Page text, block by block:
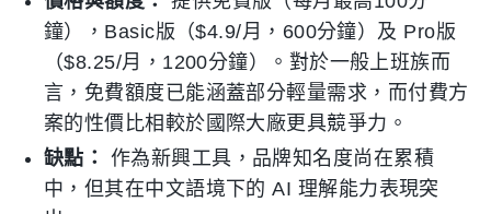
鐘），Basic版（$4.9/月，600分鐘）及 Pro版
（$8.25/月，1200分鐘）。對於一般上班族而
言，免費額度已能涵蓋部分輕量需求，而付費方
案的性價比相較於國際大廠更具競爭力。
缺點：
作為新興工具，品牌知名度尚在累積
中，但其在中文語境下的 AI 理解能力表現突